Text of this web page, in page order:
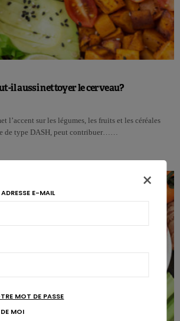
il aussi nettoyer le cerveau?
l’accent sur les légumes, les fruits et les céréales
de type DASH, peut contribuer……
×
E-MAIL
MOT DE PASSE
MOI